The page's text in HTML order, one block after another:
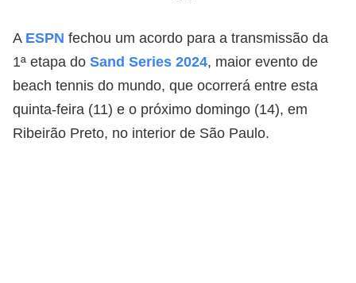
A ESPN fechou um acordo para a transmissão da
1ª etapa do Sand Series 2024, maior evento de
beach tennis do mundo, que ocorrerá entre esta
quinta-feira (11) e o próximo domingo (14), em
Ribeirão Preto, no interior de São Paulo.